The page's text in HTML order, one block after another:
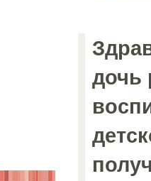
дочь